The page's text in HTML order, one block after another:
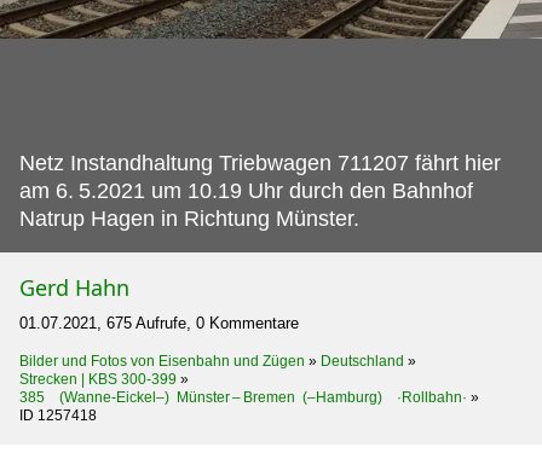
Netz Instandhaltung Triebwagen 711207 fährt hier
am 6. 5.2021 um 10.19 Uhr durch den Bahnhof
Natrup Hagen in Richtung Münster.
Gerd Hahn
01.07.2021, 675 Aufrufe, 0 Kommentare
Bilder und Fotos von Eisenbahn und Zügen » Deutschland »
Strecken | KBS 300-399 »
385 (Wanne-Eickel–) Münster – Bremen (–Hamburg) ·Rollbahn· »
ID 1257418